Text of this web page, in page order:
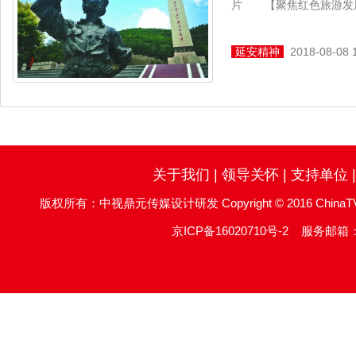
片 【聚焦红色旅游发
延安精神 2018-08-08
关于我们 领导关怀| 支持单位
版权所有：中视鼎元传媒设计研发 Copyright © 2016
京ICP备16020710号-2 服务邮箱